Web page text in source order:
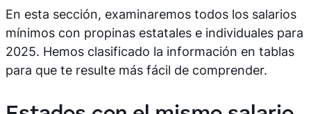
En esta sección, examinaremos todos los salarios
mínimos con propinas estatales e individuales para
2025. Hemos clasificado la información en tablas
para que te resulte más fácil de comprender.